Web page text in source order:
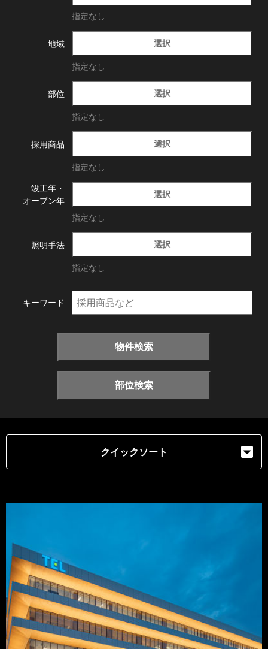
指定なし
地域 選択
指定なし
部位 選択
指定なし
採用商品 選択
指定なし
竣工年・
オープン年
選択
指定なし
照明手法 選択
指定なし
キーワード
物件検索
部位検索
クイックソート